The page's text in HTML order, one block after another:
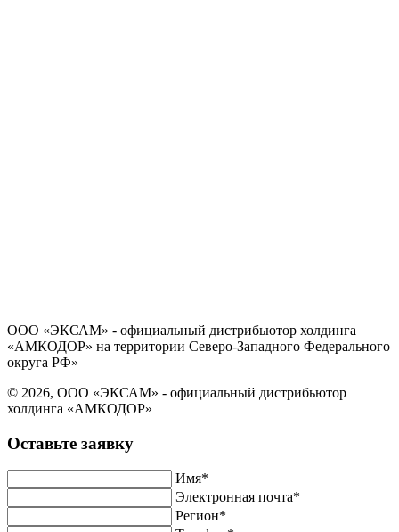
ООО «ЭКСАМ» - официальный дистрибьютор холдинга
«АМКОДОР» на территории Северо-Западного Федерального
округа РФ»
© 2026, ООО «ЭКСАМ» - официальный дистрибьютор
холдинга «АМКОДОР»
Оставьте заявку
Имя*
Электронная почта*
Регион*